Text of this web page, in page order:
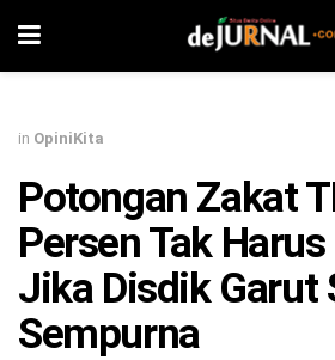
in OpiniKita
Potongan Zakat
Persen Tak
Jika Disdik Garut
Sempurna